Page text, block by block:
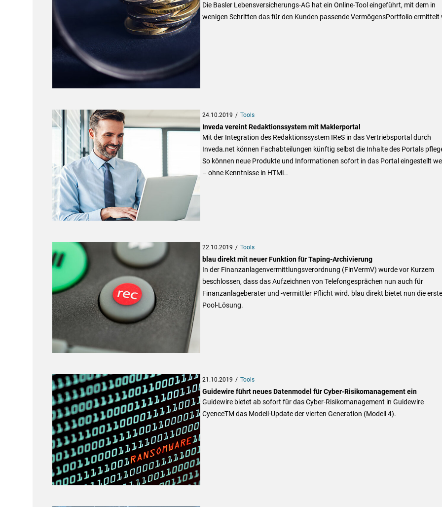
Die Basler Lebensversicherungs-AG hat ein Online-Tool eingeführt, mit dem in
wenigen Schritten das für den Kunden passende VermögensPortfolio ermittelt
24.10.2019 Tools
Inveda vereint Redaktionssystem mit Maklerportal
Mit der Integration des Redaktionssystem IReS in das Vertriebsportal durch
Inveda.net können Fachabteilungen künftig selbst die Inhalte des Portals
So können neue Produkte und Informationen sofort in das Portal eingestellt
– ohne Kenntnisse in HTML.
22.10.2019 Tools
blau direkt mit neuer Funktion für Taping-Archivierung
In der Finanzanlagenvermittlungsverordnung (FinVermV) wurde vor Kurzem
beschlossen, dass das Aufzeichnen von Telefongesprächen nun auch für
Finanzanlageberater und -vermittler Pflicht wird. blau direkt bietet nun die erste
Pool-Lösung.
21.10.2019 Tools
Guidewire führt neues Datenmodel für Cyber-Risikomanagement ein
Guidewire bietet ab sofort für das Cyber-Risikomanagement in Guidewire
CyenceTM das Modell-Update der vierten Generation (Modell 4).